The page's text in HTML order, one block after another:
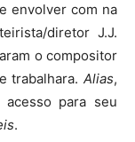
envolver com na
diretor J.J.
o compositor
trabalhara. Alias,
para seu
.